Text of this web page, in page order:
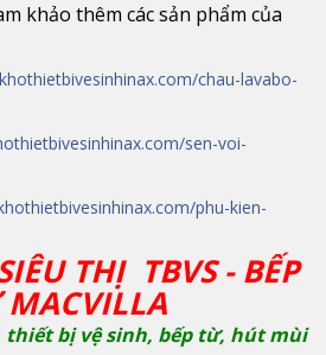
khảo thêm các sản phẩm của
chau-lavabo-
sen-voi-
phu-kien-
THỊ TBVS - BẾP
MACVILLA
thiết bị vệ sinh, bếp từ, hút mùi